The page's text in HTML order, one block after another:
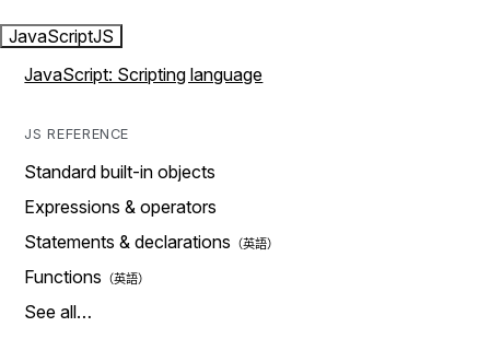
JavaScriptJS
JavaScript: Scripting language
JS REFERENCE
Standard built-in objects
Expressions & operators
Statements & declarations
Functions
See all…